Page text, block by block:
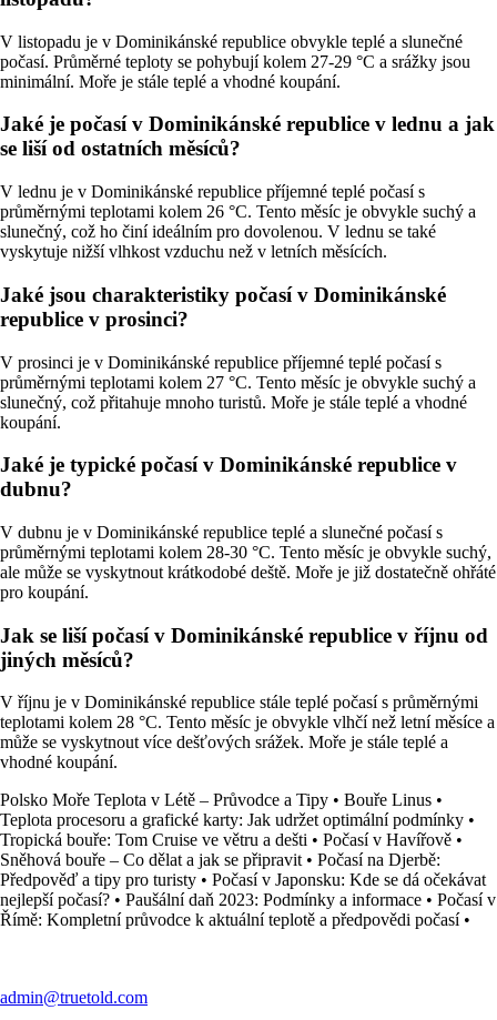
V listopadu je v Dominikánské republice obvykle teplé a slunečné
počasí. Průměrné teploty se pohybují kolem 27-29 °C a srážky jsou
minimální. Moře je stále teplé a vhodné koupání.
Jaké je počasí v Dominikánské republice v lednu a jak
se liší od ostatních měsíců?
V lednu je v Dominikánské republice příjemné teplé počasí s
průměrnými teplotami kolem 26 °C. Tento měsíc je obvykle suchý a
slunečný, což ho činí ideálním pro dovolenou. V lednu se také
vyskytuje nižší vlhkost vzduchu než v letních měsících.
Jaké jsou charakteristiky počasí v Dominikánské
republice v prosinci?
V prosinci je v Dominikánské republice příjemné teplé počasí s
průměrnými teplotami kolem 27 °C. Tento měsíc je obvykle suchý a
slunečný, což přitahuje mnoho turistů. Moře je stále teplé a vhodné
koupání.
Jaké je typické počasí v Dominikánské republice v
dubnu?
V dubnu je v Dominikánské republice teplé a slunečné počasí s
průměrnými teplotami kolem 28-30 °C. Tento měsíc je obvykle suchý,
ale může se vyskytnout krátkodobé deště. Moře je již dostatečně ohřáté
pro koupání.
Jak se liší počasí v Dominikánské republice v říjnu od
jiných měsíců?
V říjnu je v Dominikánské republice stále teplé počasí s průměrnými
teplotami kolem 28 °C. Tento měsíc je obvykle vlhčí než letní měsíce a
může se vyskytnout více dešťových srážek. Moře je stále teplé a
vhodné koupání.
Polsko Moře Teplota v Létě – Průvodce a Tipy • Bouře Linus •
Teplota procesoru a grafické karty: Jak udržet optimální podmínky •
Tropická bouře: Tom Cruise ve větru a dešti • Počasí v Havířově •
Sněhová bouře – Co dělat a jak se připravit• Počasí na Djerbě:
Předpověď a tipy pro turisty • Počasí v Japonsku: Kde se dá očekávat
nejlepší počasí? • Paušální daň 2023: Podmínky a informace • Počasí v
Římě: Kompletní průvodce k aktuální teplotě a předpovědi počasí•
admin@truetold.com